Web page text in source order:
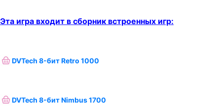
Эта игра входит в сборник встроенных игр:
DVTech 8-бит Retro 1000
DVTech 8-бит Nimbus 1700